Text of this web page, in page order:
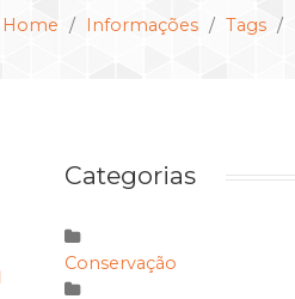
Home Informações Tags
Categorias
Conservação